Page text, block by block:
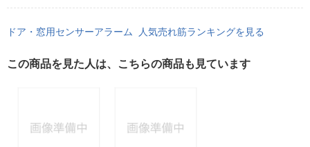
ドア・窓用センサーアラーム 人気売れ筋ランキングを見る
この商品を見た人は、こちらの商品も見ています